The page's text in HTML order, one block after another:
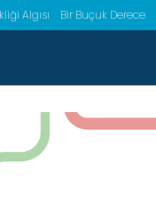
Algısı Bir Buçuk Derece